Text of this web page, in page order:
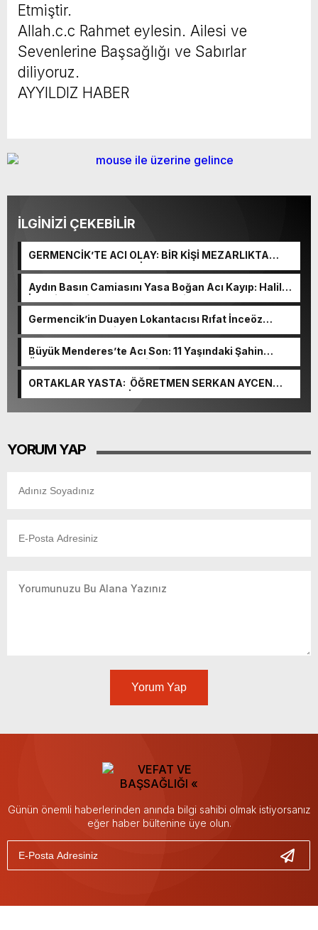
Etmiştir.
Allah.c.c Rahmet eylesin. Ailesi ve
Sevenlerine Başsağlığı ve Sabırlar
diliyoruz.
AYYILDIZ HABER
İLGİNİZİ ÇEKEBİLİR
GERMENCİK’TE ACI OLAY: BİR KİŞİ MEZARLIKTA
YAŞAMINA SON VERDİ
Aydın Basın Camiasını Yasa Boğan Acı Kayıp: Halil
İbrahim Ergin Hayatını Kaybetti
Germencik’in Duayen Lokantacısı Rıfat İnceöz
Hayatını Kaybetti
Büyük Menderes’te Acı Son: 11 Yaşındaki Şahin
Özdağ’ın Cansız Bedenine Ulaşıldı
ORTAKLAR YASTA: ÖĞRETMEN SERKAN AYCEN
HAYATINI KAYBETTİ
YORUM YAP
Yorum Yap
Günün önemli haberlerinden anında bilgi sahibi olmak istiyorsanız
eğer haber bültenine üye olun.